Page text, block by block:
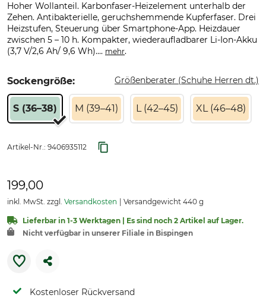
Hoher Wollanteil. Karbonfaser-Heizelement unterhalb der
Zehen. Antibakterielle, geruchshemmende Kupferfaser. Drei
Heizstufen, Steuerung über Smartphone-App. Heizdauer
zwischen 5 – 10 h. Kompakter, wiederaufladbarer Li-Ion-Akku
(3,7 V/2,6 Ah/ 9,6 Wh).... mehr.
Sockengröße: Größenberater (Schuhe Herren dt.)
S (36–38) M (39–41) L (42–45) XL (46–48)
Artikel-Nr.: 9406935112
199,00
inkl. MwSt. zzgl. Versandkosten Versandgewicht 440 g
Lieferbar in 1-3 Werktagen | Es sind noch 2 Artikel auf Lager.
Nicht verfügbar in unserer Filiale in Bispingen
Kostenloser Rückversand